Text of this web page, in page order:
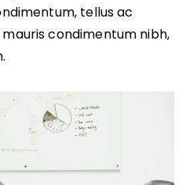
tellus ac
condimentum nibh,